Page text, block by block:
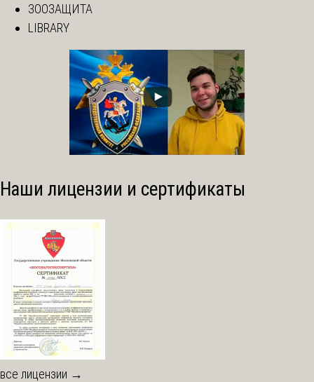
ЗООЗАЩИТА
LIBRARY
Наши лицензии и сертификаты
все лицензии →